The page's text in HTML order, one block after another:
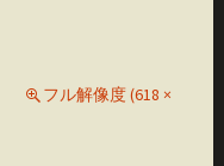
フル解像度 (618 ×